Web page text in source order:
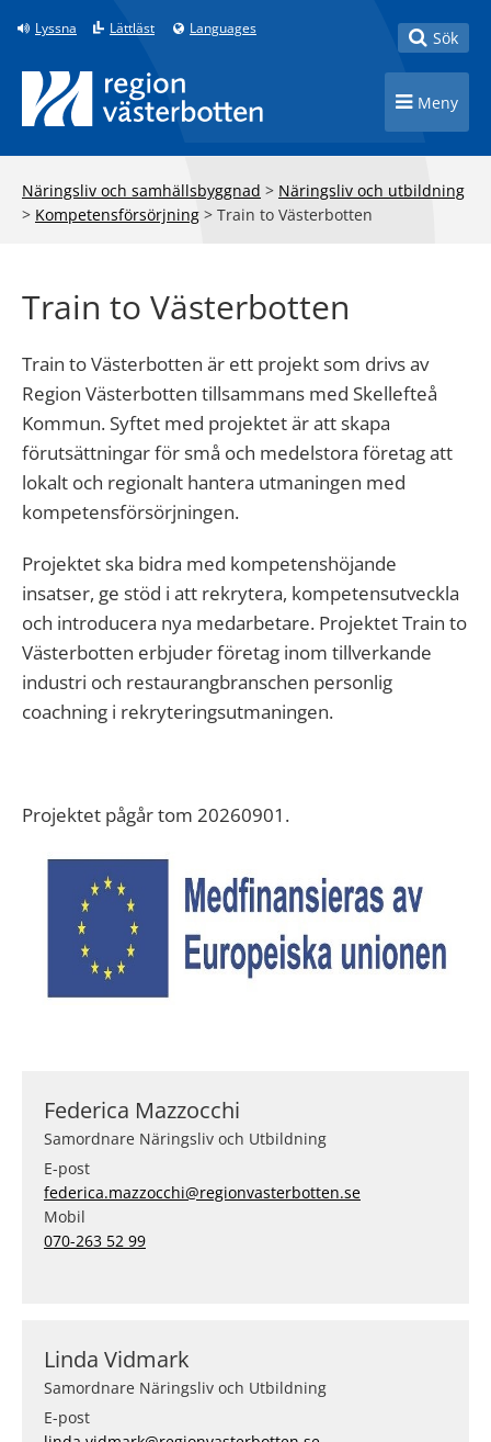
Till innehåll på sidan
Lyssna Lättläst Languages Toggle
Sök
Toggle
Meny
Näringsliv och samhällsbyggnad > Näringsliv och utbildning
> Kompetensförsörjning > Train to Västerbotten
Train to Västerbotten
Train to Västerbotten är ett projekt som drivs av
Region Västerbotten tillsammans med Skellefteå
Kommun. Syftet med projektet är att skapa
förutsättningar för små och medelstora företag att
lokalt och regionalt hantera utmaningen med
kompetensförsörjningen.
Projektet ska bidra med kompetenshöjande
insatser, ge stöd i att rekrytera, kompetensutveckla
och introducera nya medarbetare. Projektet Train to
Västerbotten erbjuder företag inom tillverkande
industri och restaurangbranschen personlig
coachning i rekryteringsutmaningen.
Projektet pågår tom 20260901.
Federica Mazzocchi
Samordnare Näringsliv och Utbildning
E-post
federica.mazzocchi@regionvasterbotten.se
Mobil
070-263 52 99
Linda Vidmark
Samordnare Näringsliv och Utbildning
E-post